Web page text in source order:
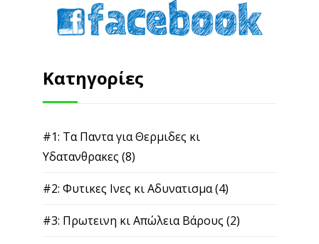
Κατηγορίες
#1: Τα Παντα για Θερμιδες κι
Υδατανθρακες (8)
#2: Φυτικες Ινες κι Αδυνατισμα(4)
#3: Πρωτεινη κι Απώλεια Βάρους (2)